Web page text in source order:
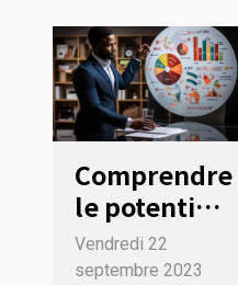
Comprendre
le potentiel
de votre
entreprise
Vendredi 22
septembre 2023